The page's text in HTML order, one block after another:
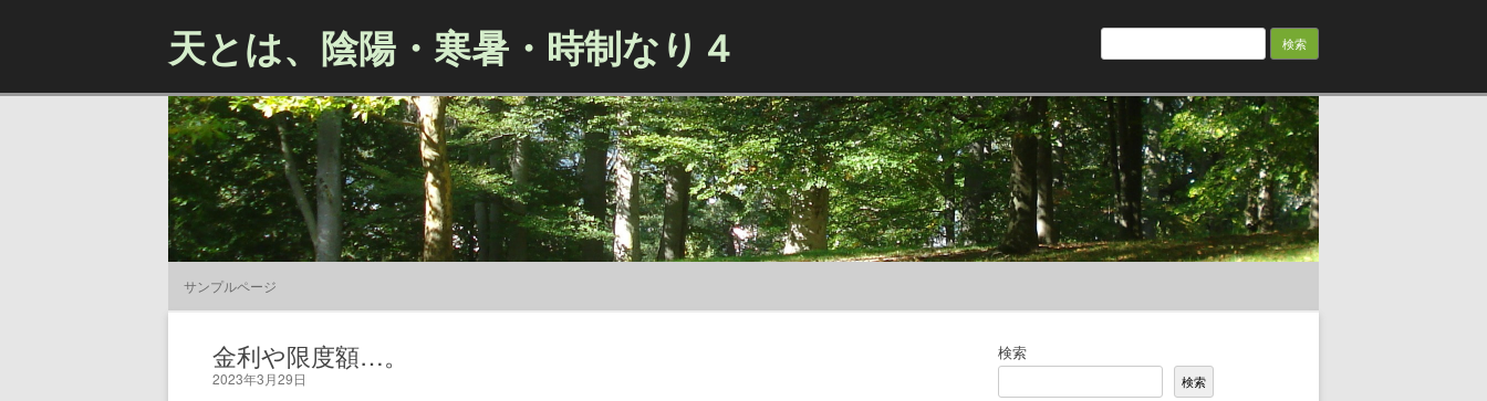
天とは、陰陽・寒暑・時制なり４ 検
サンプルページ
金利や限度額…。
2023年3月29日
検索
検索